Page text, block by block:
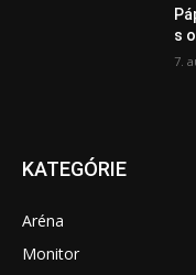
s
7.
KATEGÓRIE
Aréna
Monitor